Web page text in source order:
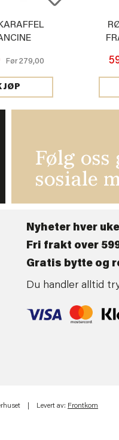
Før279,00
Følg oss
sosiale
Nyheter hver uke
Fri frakt over
Gratis bytte og
Du handler alltid
| Levert av: Frontkom